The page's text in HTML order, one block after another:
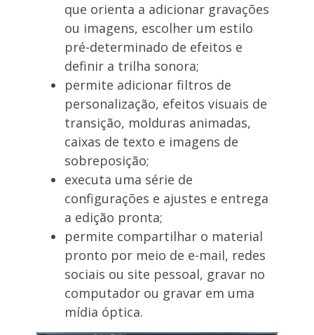
que orienta a adicionar gravações
ou imagens, escolher um estilo
pré-determinado de efeitos e
definir a trilha sonora;
permite adicionar filtros de
personalização, efeitos visuais de
transição, molduras animadas,
caixas de texto e imagens de
sobreposição;
executa uma série de
configurações e ajustes e entrega
a edição pronta;
permite compartilhar o material
pronto por meio de e-mail, redes
sociais ou site pessoal, gravar no
computador ou gravar em uma
mídia óptica.